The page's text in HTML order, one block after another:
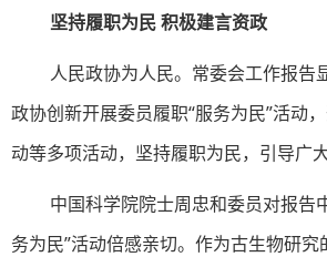
坚持履职为民 积极建言资政
人民政协为人民。常委会工作报告
政协创新开展委员履职“服务为民”活动
动等多项活动，坚持履职为民，引导广
中国科学院院士周忠和委员对报告
务为民”活动倍感亲切。作为古生物研